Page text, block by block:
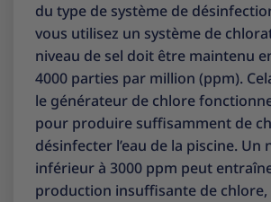
du type de système de
vous utilisez un système de
niveau de sel doit être maintenu
4000 parties par million (ppm).
le générateur de chlore
pour produire suffisamment de
désinfecter l’eau de la piscine. Un
inférieur à 3000 ppm peut
production insuffisante de chlore,